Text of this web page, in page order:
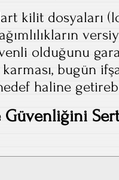
kilit dosyaları
olduğunu
karması, bugün
haline